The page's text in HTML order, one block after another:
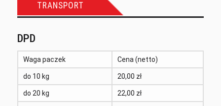
TRANSPORT
DPD
Waga paczek Cena (netto)
do 10 kg 20,00 zł
do 20 kg 22,00 zł